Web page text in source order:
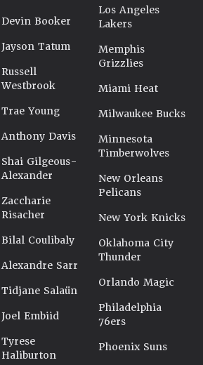
Devin Booker
Jayson Tatum
Russell
Westbrook
Trae Young
Anthony Davis
Shai Gilgeous-
Alexander
Zaccharie
Risacher
Bilal Coulibaly
Alexandre Sarr
Tidjane Salaün
Joel Embiid
Tyrese
Haliburton
Los Angeles
Lakers
Memphis
Grizzlies
Miami Heat
Milwaukee Bucks
Minnesota
Timberwolves
New Orleans
Pelicans
New York Knicks
Oklahoma City
Thunder
Orlando Magic
Philadelphia
76ers
Phoenix Suns